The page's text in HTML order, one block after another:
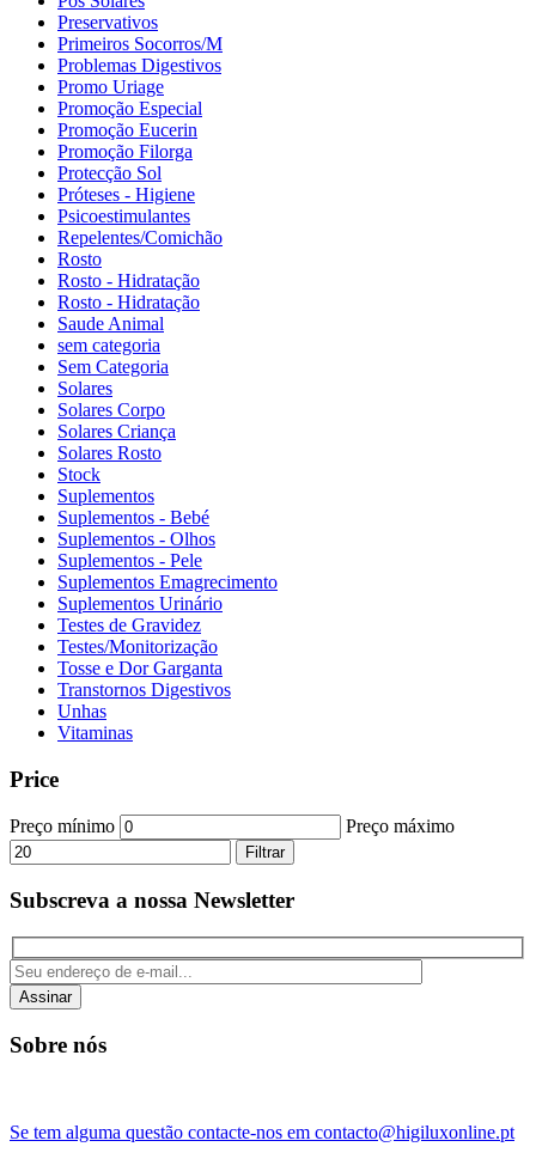
Preservativos
Primeiros Socorros/M
Problemas Digestivos
Promo Uriage
Promoção Especial
Promoção Eucerin
Promoção Filorga
Protecção Sol
Próteses - Higiene
Psicoestimulantes
Repelentes/Comichão
Rosto
Rosto - Hidratação
Rosto - Hidratação
Saude Animal
sem categoria
Sem Categoria
Solares
Solares Corpo
Solares Criança
Solares Rosto
Stock
Suplementos
Suplementos - Bebé
Suplementos - Olhos
Suplementos - Pele
Suplementos Emagrecimento
Suplementos Urinário
Testes de Gravidez
Testes/Monitorização
Tosse e Dor Garganta
Transtornos Digestivos
Unhas
Vitaminas
Price
Preço mínimo Preço máximo
Filtrar
Subscreva a nossa Newsletter
Assinar
Sobre nós
Se tem alguma questão contacte-nos em contacto@higiluxonline.pt